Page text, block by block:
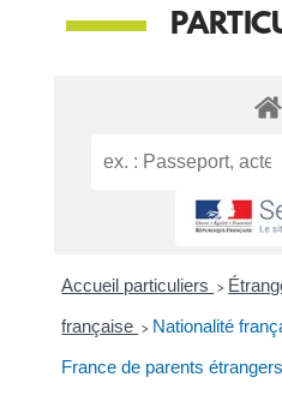
Accueil particuliers >
française > Nationalité
France de parents étrangers